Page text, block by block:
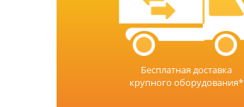
Бесплатная доставка
крупного оборудования*